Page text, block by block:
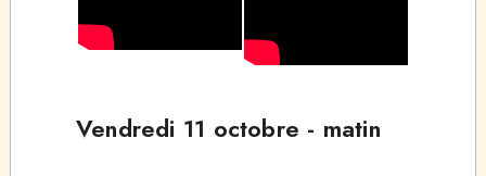
Vendredi 11 octobre - matin